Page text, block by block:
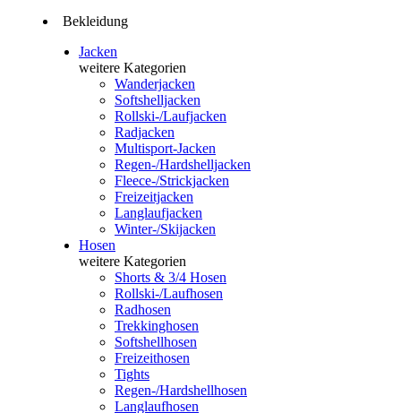
Bekleidung
Jacken
weitere Kategorien
Wanderjacken
Softshelljacken
Rollski-/Laufjacken
Radjacken
Multisport-Jacken
Regen-/Hardshelljacken
Fleece-/Strickjacken
Freizeitjacken
Langlaufjacken
Winter-/Skijacken
Hosen
weitere Kategorien
Shorts & 3/4 Hosen
Rollski-/Laufhosen
Radhosen
Trekkinghosen
Softshellhosen
Freizeithosen
Tights
Regen-/Hardshellhosen
Langlaufhosen